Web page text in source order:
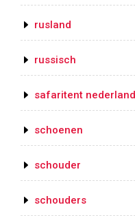
rusland
russisch
safaritent nederland
schoenen
schouder
schouders